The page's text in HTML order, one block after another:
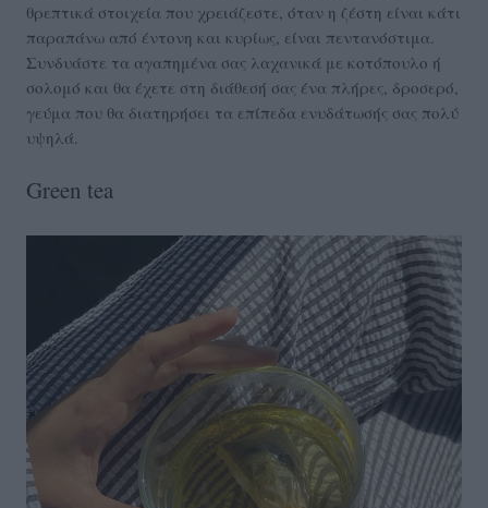
θρεπτικά στοιχεία που χρειάζεστε, όταν η ζέστη είναι κάτι
παραπάνω από έντονη και κυρίως, είναι πεντανόστιμα.
Συνδυάστε τα αγαπημένα σας λαχανικά με κοτόπουλο ή
σολομό και θα έχετε στη διάθεσή σας ένα πλήρες, δροσερό,
γεύμα που θα διατηρήσει τα επίπεδα ενυδάτωσής σας πολύ
υψηλά.
Green tea